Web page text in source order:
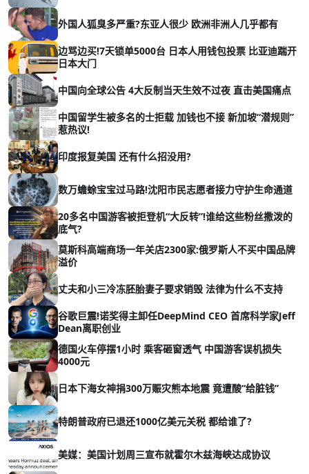
外国人狐臭多严重?东亚人很少 欧洲非洲人几乎都有
边骂边买!7天锁单5000台 日本人用钱包投票 比亚迪踹开
日本大门
中国向全球公告 4大反制当天生效不过夜 直击美国痛点
中国留学生被多名的士拒载 加钱也不接 新加坡“潜规则”
惹热议!
印度报复美国 还有什么招没用?
数万蟾蜍宝宝过马路!沈阳市民志愿者接力守护生命通道
20多名中国游客被拒登机“大反转”!谁给这些粉丝撒泼的
底气?
莫斯科高端商场一年关店2300家:俄罗斯人不买中国品牌
溢价
丈夫和小三冷冻胚胎妻子要求销毁 法律为什么不支持
谷歌巨震!诺奖得主卸任DeepMind CEO 首席科学家Jeff
Dean离职创业
德国火车停摆1小时 乘客砸窗透气 中国游客误机损失
4000元
日本下海女神捐300万赈灾熊本地震 竟遭酸“给脏钱”
特朗普政府已退还1000亿美元关税 都给谁了?
美媒：美国计划周三宣布就霍尔木兹海峡达成协议